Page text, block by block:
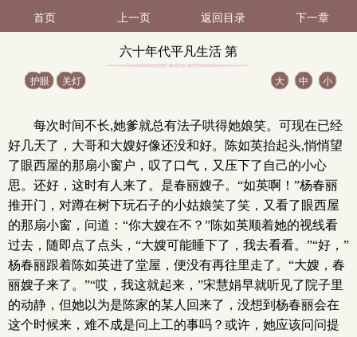
首页 上一页 返回目录 下一章
六十年代平凡生活 第
护眼 关灯 大 中 小
每次时间不长,她爹就总有法子哄得她娘笑。可现在已经
好几天了，大哥和大嫂好像还没和好。陈如英抬起头,悄悄望
了眼西屋的那扇小窗户，叹了口气，又压下了自己的小心
思。还好，这时有人来了。是春丽嫂子。“如英啊！”杨春丽
推开门，对蹲在树下玩石子的小姑娘笑了笑，又看了眼西屋
的那扇小窗，问道：“你大嫂在不？”陈如英顺着她的视线看
过去，随即点了点头，“大嫂可能睡下了，我去看看。”“好，”
杨春丽跟着陈如英进了堂屋，便没有再往里走了。“大嫂，春
丽嫂子来了。”“哎，我这就起来，”宋慧娟早就听见了院子里
的动静，但她以为是陈家的某人回来了，没想到杨春丽会在
这个时候来，难不成是问上工的事吗？或许，她应该问问提